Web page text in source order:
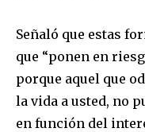
Señaló que estas
que “ponen en
porque aquel que
la vida a usted, no
en función del